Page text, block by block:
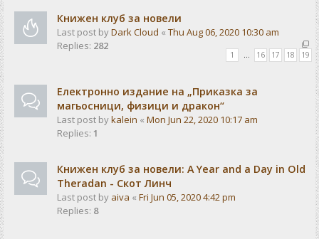
Книжен клуб за новели
Last post byDark Cloud « Thu Aug 06, 2020 10:30 am
Replies: 282
1 … 16 17 18 19
Електронно издание на „Приказка за
магьосници, физици и дракон“
Last post bykalein « Mon Jun 22, 2020 10:17 am
Replies: 1
Книжен клуб за новели: A Year and a Day in Old
Theradan - Скот Линч
Last post by aiva « Fri Jun 05, 2020 4:42 pm
Replies: 8